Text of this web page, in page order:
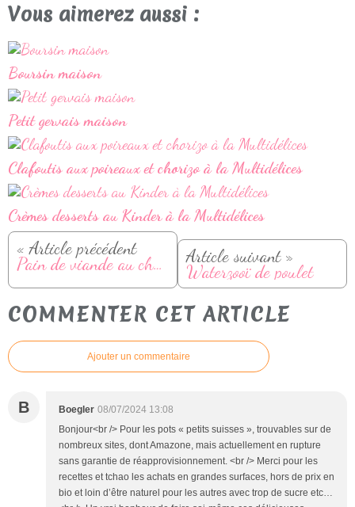
Vous aimerez aussi :
Boursin maison
Petit gervais maison
Clafoutis aux poireaux et chorizo à la Multidélices
Crèmes desserts au Kinder à la Multidélices
« Article précédent
Pain de viande au cheddar, sauce barbecue et oignon rouge Article suivant »
Waterzooï de poulet
COMMENTER CET ARTICLE
Ajouter un commentaire
B Boegler 08/07/2024 13:08
Bonjour<br /> Pour les pots « petits suisses », trouvables sur de
nombreux sites, dont Amazone, mais actuellement en rupture
sans garantie de réapprovisionnement. <br /> Merci pour les
recettes et tchao les achats en grandes surfaces, hors de prix en
bio et loin d’être naturel pour les autres avec trop de sucre etc…